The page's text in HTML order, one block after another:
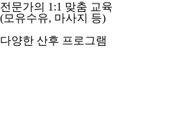
전문가의 1:1 맞춤 교육
(모유수유, 마사지 등)
다양한 산후 프로그램